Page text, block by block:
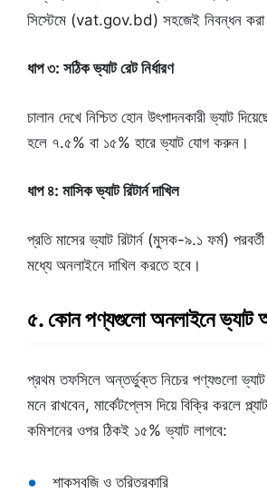
সিস্টেমে (vat.gov.bd) সহজেই নিবন্ধন করা
ধাপ ৩: সঠিক ভ্যাট রেট নির্ধারণ
চালান দেখে নিশ্চিত হোন উৎপাদনকারী ভ্যাট
হলে ৭.৫% বা ১৫% হারে ভ্যাট যোগ করুন।
ধাপ ৪: মাসিক ভ্যাট রিটার্ন দাখিল
প্রতি মাসের ভ্যাট রিটার্ন (মুসক-৯.১ ফর্ম)
মধ্যে অনলাইনে দাখিল করতে হবে।
৫. কোন পণ্যগুলো অনলাইনে ভ্যাট
প্রথম তফসিলে অন্তর্ভুক্ত নিচের পণ্যগুলো
মনে রাখবেন, মার্কেটপ্লেস দিয়ে বিক্রি করলে
কমিশনের ওপর ঠিকই ১৫% ভ্যাট লাগবে:
শাকসবজি ও তরিতরকারি